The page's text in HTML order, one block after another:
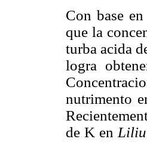
Con base
que la
turba acida
logra
nutrimento
de K en